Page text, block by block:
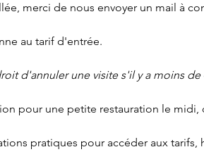
merci de nous envoyer un mail à
au tarif d'entrée.
d'annuler une visite s'il y a moins de
pour une petite restauration le midi,
pratiques pour accéder aux tarifs,